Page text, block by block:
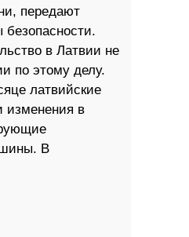
передают
в Латвии не
по этому делу.
латвийские
изменения в
В